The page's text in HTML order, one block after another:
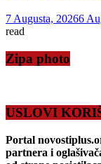
7 Augusta, 20266
read
Zipa photo
USLOVI
Portal
partnera i